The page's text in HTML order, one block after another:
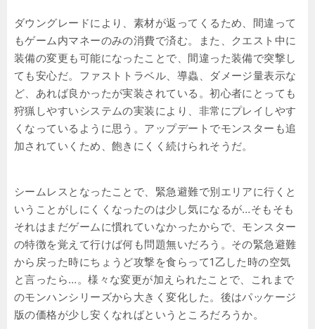
ダウングレードにより、素材が返ってくるため、間違って
もゲーム内マネーのみの消費で済む。また、クエスト中に
装備の変更も可能になったことで、間違った装備で突撃し
ても安心だ。ファストトラベル、導蟲、ダメージ量表示な
ど、あれば良かったが実装されている。初心者にとっても
狩猟しやすいシステムの実装により、非常にプレイしやす
くなっているように思う。アップデートでモンスターも追
加されていくため、飽きにくく続けられそうだ。
シームレスとなったことで、緊急避難で別エリアに行くと
いうことがしにくくなったのは少し気になるが…そもそも
それはまだゲームに慣れていなかったからで、モンスター
の特徴を覚えて行けば何も問題無いだろう。その緊急避難
から戻った時にちょうど攻撃を食らって1乙した時の空気
と言ったら…。様々な変更が加えられたことで、これまで
のモンハンシリーズから大きく変化した。後はパッケージ
版の価格が少し安くなればというところだろうか。